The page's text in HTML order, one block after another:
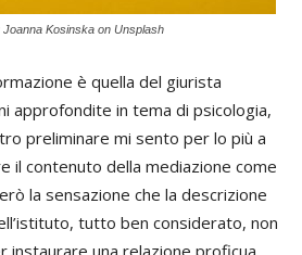
Joanna Kosinska on Unsplash
è quella del giurista
approfondite in tema di psicologia,
preliminare mi sento per lo più a
il contenuto della mediazione come
la sensazione che la descrizione
tutto ben considerato, non
instaurare una relazione proficua